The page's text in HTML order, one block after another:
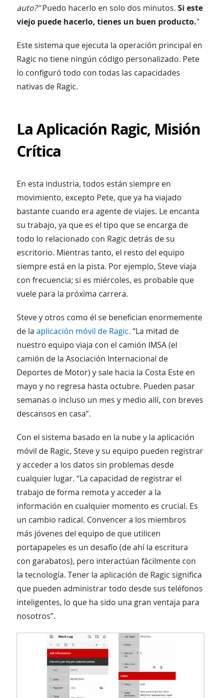
auto?"Puedo hacerlo en solo dos minutos. Si este
viejo puede hacerlo, tienes un buen producto."
Este sistema que ejecuta la operación principal en
Ragic no tiene ningún código personalizado. Pete
lo configuró todo con todas las capacidades
nativas de Ragic.
La Aplicación Ragic, Misión
Crítica
En esta industria, todos están siempre en
movimiento, excepto Pete, que ya ha viajado
bastante cuando era agente de viajes. Le encanta
su trabajo, ya que es el tipo que se encarga de
todo lo relacionado con Ragic detrás de su
escritorio. Mientras tanto, el resto del equipo
siempre está en la pista. Por ejemplo, Steve viaja
con frecuencia; si es miércoles, es probable que
vuele para la próxima carrera.
Steve y otros como él se benefician enormemente
de la aplicación móvil de Ragic. “La mitad de
nuestro equipo viaja con el camión IMSA (el
camión de la Asociación Internacional de
Deportes de Motor) y sale hacia la Costa Este en
mayo y no regresa hasta octubre. Pueden pasar
semanas o incluso un mes y medio allí, con breves
descansos en casa”.
Con el sistema basado en la nube y la aplicación
móvil de Ragic, Steve y su equipo pueden registrar
y acceder a los datos sin problemas desde
cualquier lugar. “La capacidad de registrar el
trabajo de forma remota y acceder a la
información en cualquier momento es crucial. Es
un cambio radical. Convencer a los miembros
más jóvenes del equipo de que utilicen
portapapeles es un desafío (de ahí la escritura
con garabatos), pero interactúan fácilmente con
la tecnología. Tener la aplicación de Ragic significa
que pueden administrar todo desde sus teléfonos
inteligentes, lo que ha sido una gran ventaja para
nosotros”.